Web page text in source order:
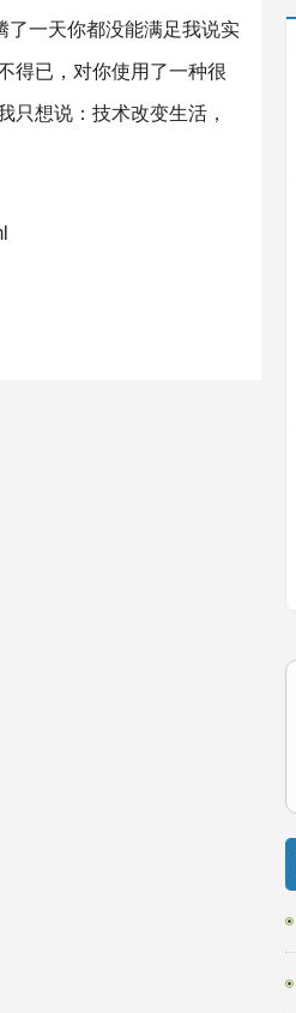
了一天你都没能满足我说实
得已，对你使用了一种很
只想说：技术改变生活，